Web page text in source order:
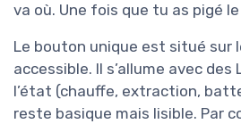
va où. Une fois que tu as pigé
Le bouton unique est situé sur
accessible. Il s’allume avec des
l’état (chauffe, extraction,
reste basique mais lisible. Par